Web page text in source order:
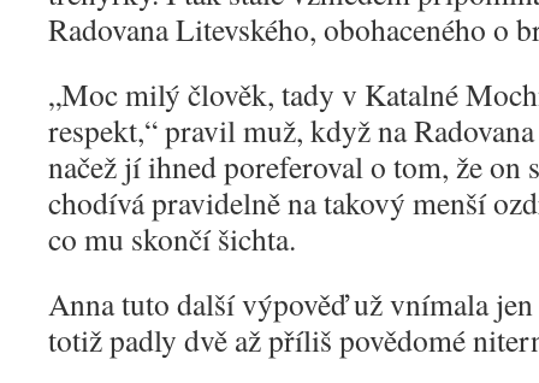
Radovana Litevského, obohaceného o
„Moc milý člověk, tady v Katalné
respekt,“ pravil muž, když na
načež jí ihned poreferoval o tom, že on
chodívá pravidelně na takový menší
co mu skončí šichta.
Anna tuto další výpověď už vnímala
totiž padly dvě až příliš povědomé